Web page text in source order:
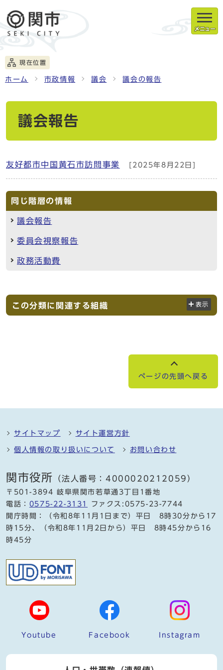
メニュー
現在位置
ホーム 市政情報 議会 議会の報告
議会報告
友好都市中国黄石市訪問事業 [2025年8月22日]
同じ階層の情報
議会報告
委員会視察報告
政務活動費
この分類に関連する組織 表示
ページの先頭へ戻る
サイトマップ サイト運営方針
個人情報の取り扱いについて お問い合わせ
関市役所 （法人番号：4000020212059）
〒501-3894 岐阜県関市若草通3丁目1番地
電話： 0575-22-3131
ファクス:0575-23-7744
開庁時間：（令和8年11月1日まで）平日 8時30分から17
時15分、（令和8年11月2日から）平日 8時45分から16
時45分
Youtube Facebook Instagram